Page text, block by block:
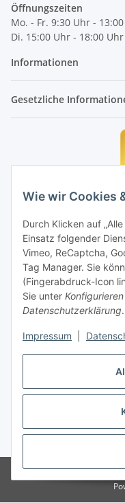
Wie wir Cookies
Durch Klicken auf
Einsatz folgender
Vimeo, ReCaptcha,
Tag Manager. Sie
(Fingerabdruck-Icon
Sie unter Konfigurieren
Datenschutzerklärung.
Impressum
Öffnungszeiten
Mo. - Fr. 9:30 Uhr -
Di. 15:00 Uhr - 18:00 Uhr
Informationen
Gesetzliche
* Alle Preise inkl. gesetzlicher